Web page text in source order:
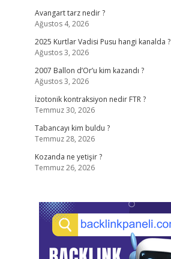
Avangart tarz nedir ?
Ağustos 4, 2026
2025 Kurtlar Vadisi Pusu hangi kanalda ?
Ağustos 3, 2026
2007 Ballon d’Or’u kim kazandı ?
Ağustos 3, 2026
İzotonik kontraksiyon nedir FTR ?
Temmuz 30, 2026
Tabancayı kim buldu ?
Temmuz 28, 2026
Kozanda ne yetişir ?
Temmuz 26, 2026